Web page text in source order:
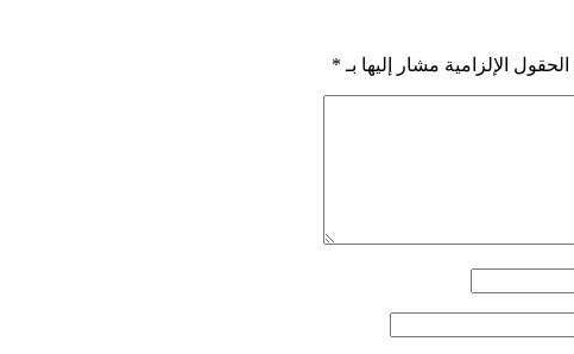
الحقول الإلزامية مشار إليها بـ *